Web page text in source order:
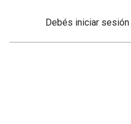
Debés iniciar sesión